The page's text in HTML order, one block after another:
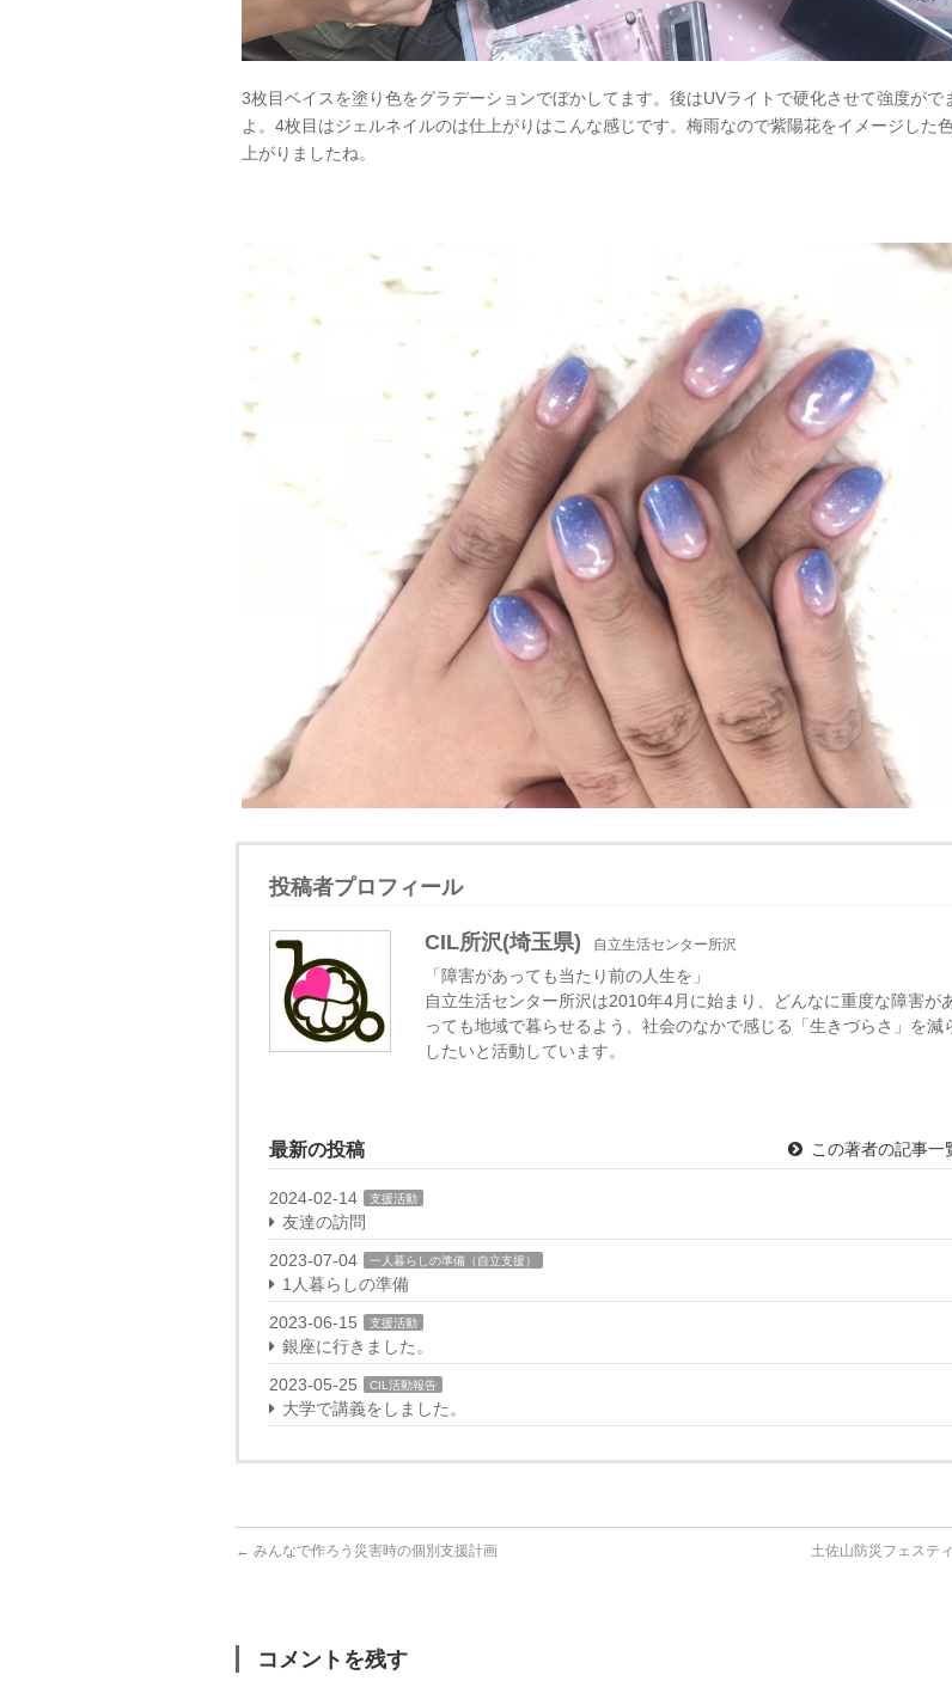
3枚目ベイスを塗り色をグラデーションでぼかしてます。後はUVライトで硬化させて強度がで
よ。4枚目はジェルネイルのは仕上がりはこんな感じです。梅雨なので紫陽花をイメージした
上がりましたね。
投稿者プロフィール
CIL所沢(埼玉県) 自立生活センター所沢
「障害があっても当たり前の人生を」
自立生活センター所沢は2010年4月に始まり、どんなに重度な障害が
っても地域で暮らせるよう、社会のなかで感じる「生きづらさ」を減
したいと活動しています。
最新の投稿 この著者の記事一
2024-02-14 支援活動
友達の訪問
2023-07-04
一人暮らしの準備（自立支援）
1人暮らしの準備
2023-06-15
支援活動
銀座に行きました。
2023-05-25
CIL活動報告
大学で講義をしました。
← みんなで作ろう災害時の個別支援計画 土佐山防災フェステ
コメントを残す